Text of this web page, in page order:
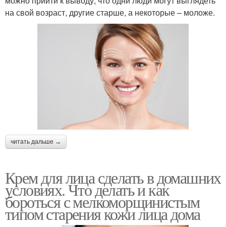
на свой возраст, другие старше, а некоторые – моложе.
читать дальше →
Крем для лица сделать в домашних
условиях. Что делать и как
бороться с мелкоморщинистым
типом старения кожи лица дома